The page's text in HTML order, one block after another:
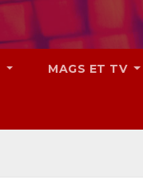
MAGS ET TV